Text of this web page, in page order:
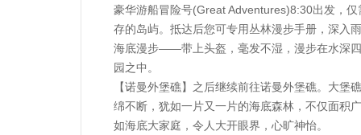
豪华游船冒险号(Great Adventures)8:30出发，
存的岛屿。抵达后您可专用丛林漫步手册，深入
海底漫步——带上头盔，毫发不湿，漫步在水深
园之中。
【诺曼外堡礁】之后继续前往诺曼外堡礁。大
绵不断，犹如一片又一片的海底森林，不仅面积
如海底大家庭，令人大开眼界，心旷神怡。